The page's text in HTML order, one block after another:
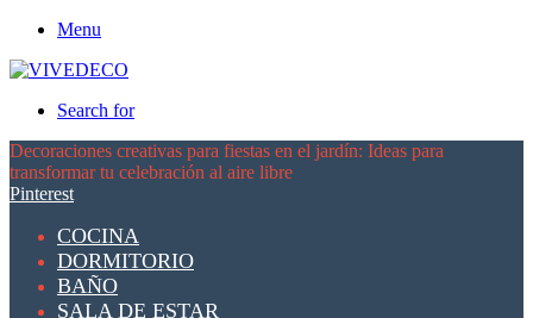
Menu
Search for
Decoraciones creativas para fiestas en el jardín: Ideas para
transformar tu celebración al aire libre
Pinterest
COCINA
DORMITORIO
BAÑO
SALA DE ESTAR